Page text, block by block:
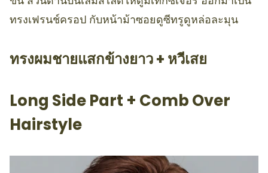
ทรงเฟรนช์ครอป กับหน้าม้าซอยดูซีทรูดูหล่อละมุน
ทรงผมชายแสกข้างยาว + หวีเสย
Long Side Part + Comb Over
Hairstyle